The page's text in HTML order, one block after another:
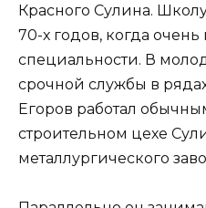
Красного Сулина.
70-х годов, когда
специальности. В
срочной службы в
Егоров работал
строительном цехе
металлургического